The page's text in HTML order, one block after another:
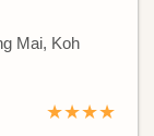
Mai, Koh
★★★★